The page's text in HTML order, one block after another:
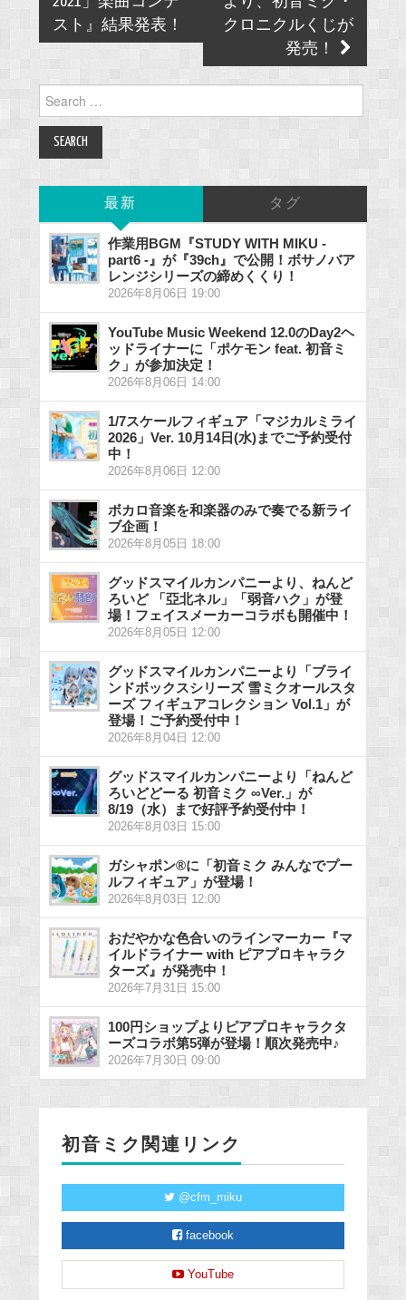
スト』結果発表！
クロニクルくじが
発売！
Search
for:
最新 タグ
作業用BGM『STUDY WITH MIKU -
part6 -』が『39ch』で公開！ボサノバア
レンジシリーズの締めくくり！
2026年8月06日 19:00
YouTube Music Weekend 12.0のDay2ヘ
ッドライナーに「ポケモン feat. 初音ミ
ク」が参加決定！
2026年8月06日 14:00
1/7スケールフィギュア「マジカルミライ
2026」Ver. 10月14日(水)までご予約受付
中！
2026年8月06日 12:00
ボカロ音楽を和楽器のみで奏でる新ライ
ブ企画！
2026年8月05日 18:00
グッドスマイルカンパニーより、ねんど
ろいど 「亞北ネル」「弱音ハク」が登
場！フェイスメーカーコラボも開催中！
2026年8月05日 12:00
グッドスマイルカンパニーより「ブライ
ンドボックスシリーズ 雪ミクオールスタ
ーズ フィギュアコレクション Vol.1」が
登場！ご予約受付中！
2026年8月04日 12:00
グッドスマイルカンパニーより「ねんど
ろいどどーる 初音ミク ∞Ver.」が
8/19（水）まで好評予約受付中！
2026年8月03日 15:00
ガシャポン®に「初音ミク みんなでプー
ルフィギュア」が登場！
2026年8月03日 12:00
おだやかな色合いのラインマーカー『マ
イルドライナー with ピアプロキャラク
ターズ』が発売中！
2026年7月31日 15:00
100円ショップよりピアプロキャラクタ
ーズコラボ第5弾が登場！順次発売中♪
2026年7月30日 09:00
初音ミク関連リンク
@cfm_miku
facebook
YouTube